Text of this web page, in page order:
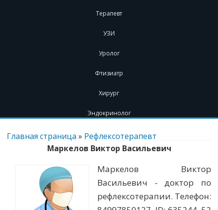
Терапевт
УЗИ
Уролог
Фтизиатр
Хирург
Эндокринолог
Перейти
содержимому
Главная страница » Рефлексотерапевт
Маркелов Виктор Васильевич
Маркелов Виктор
Васильевич - доктор по
рефлексотерапии. Телефон: